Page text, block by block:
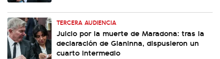
TERCERA AUDIENCIA
Juicio por la muerte de Maradona: tras la
declaración de Gianinna, dispusieron un
cuarto intermedio